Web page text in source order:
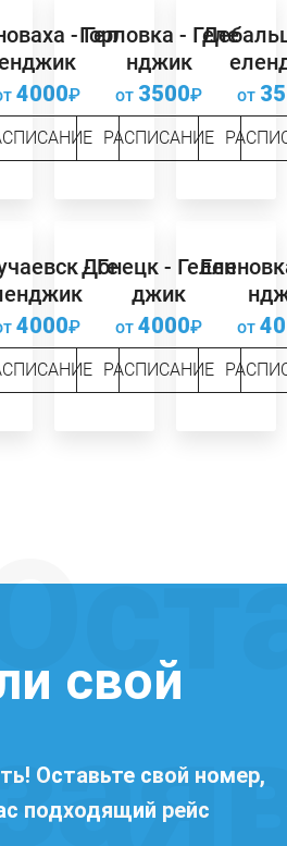
- Гел
4000₽
Горловка - Геле
нджик
от 3500₽
РАСПИСАНИЕ
от
- Ге
4000₽
Донецк - Гелен
джик
от 4000₽
РАСПИСАНИЕ
от
свой
Оставьте свой номер,
подходящий рейс